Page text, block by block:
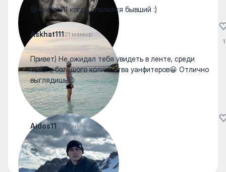
@Askhat111 когда спалился бывший :)
Askhat11121 мамыр
Привет) Не ожидал тебя увидеть в ленте, среди
такого большого количества уанфитеров😀 Отлично
выглядишь😉
Посмотреть ответы
1
Aidos1119 мамыр
😍